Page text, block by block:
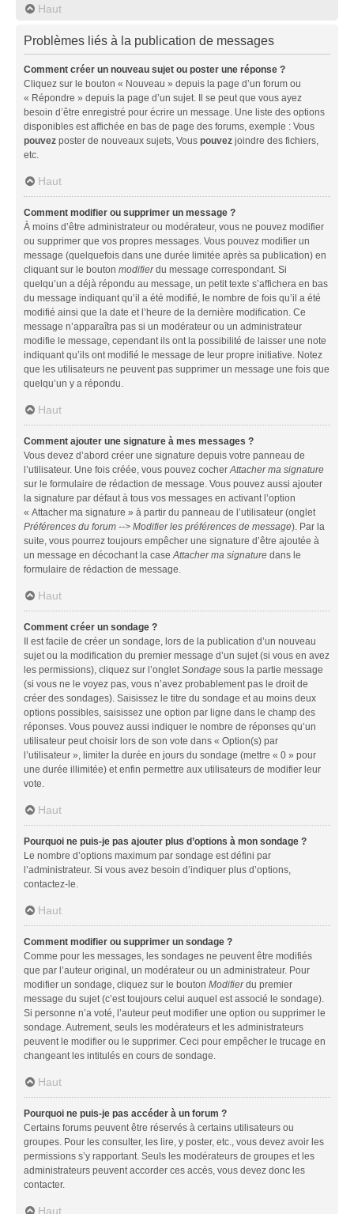
Haut
Problèmes liés à la publication de messages
Comment créer un nouveau sujet ou poster une réponse ?
Cliquez sur le bouton « Nouveau » depuis la page d’un forum ou
« Répondre » depuis la page d’un sujet. Il se peut que vous ayez
besoin d’être enregistré pour écrire un message. Une liste des options
disponibles est affichée en bas de page des forums, exemple : Vous
pouvez poster de nouveaux sujets, Vous pouvez joindre des fichiers,
etc.
Haut
Comment modifier ou supprimer un message ?
À moins d’être administrateur ou modérateur, vous ne pouvez modifier
ou supprimer que vos propres messages. Vous pouvez modifier un
message (quelquefois dans une durée limitée après sa publication) en
cliquant sur le bouton modifierdu message correspondant. Si
quelqu’un a déjà répondu au message, un petit texte s’affichera en bas
du message indiquant qu’il a été modifié, le nombre de fois qu’il a été
modifié ainsi que la date et l’heure de la dernière modification. Ce
message n’apparaîtra pas si un modérateur ou un administrateur
modifie le message, cependant ils ont la possibilité de laisser une note
indiquant qu’ils ont modifié le message de leur propre initiative. Notez
que les utilisateurs ne peuvent pas supprimer un message une fois que
quelqu’un y a répondu.
Haut
Comment ajouter une signature à mes messages ?
Vous devez d’abord créer une signature depuis votre panneau de
l’utilisateur. Une fois créée, vous pouvez cocherAttacher ma signature
sur le formulaire de rédaction de message. Vous pouvez aussi ajouter
la signature par défaut à tous vos messages en activant l’option
« Attacher ma signature » à partir du panneau de l’utilisateur (onglet
Préférences du forum --> Modifier les préférences de message). Par la
suite, vous pourrez toujours empêcher une signature d’être ajoutée à
un message en décochant la caseAttacher ma signature dans le
formulaire de rédaction de message.
Haut
Comment créer un sondage ?
Il est facile de créer un sondage, lors de la publication d’un nouveau
sujet ou la modification du premier message d’un sujet (si vous en avez
les permissions), cliquez sur l’ongletSondage sous la partie message
(si vous ne le voyez pas, vous n’avez probablement pas le droit de
créer des sondages). Saisissez le titre du sondage et au moins deux
options possibles, saisissez une option par ligne dans le champ des
réponses. Vous pouvez aussi indiquer le nombre de réponses qu’un
utilisateur peut choisir lors de son vote dans « Option(s) par
l’utilisateur », limiter la durée en jours du sondage (mettre « 0 » pour
une durée illimitée) et enfin permettre aux utilisateurs de modifier leur
vote.
Haut
Pourquoi ne puis-je pas ajouter plus d’options à mon sondage ?
Le nombre d’options maximum par sondage est défini par
l’administrateur. Si vous avez besoin d’indiquer plus d’options,
contactez-le.
Haut
Comment modifier ou supprimer un sondage ?
Comme pour les messages, les sondages ne peuvent être modifiés
que par l’auteur original, un modérateur ou un administrateur. Pour
modifier un sondage, cliquez sur le bouton Modifierdu premier
message du sujet (c’est toujours celui auquel est associé le sondage).
Si personne n’a voté, l’auteur peut modifier une option ou supprimer le
sondage. Autrement, seuls les modérateurs et les administrateurs
peuvent le modifier ou le supprimer. Ceci pour empêcher le trucage en
changeant les intitulés en cours de sondage.
Haut
Pourquoi ne puis-je pas accéder à un forum ?
Certains forums peuvent être réservés à certains utilisateurs ou
groupes. Pour les consulter, les lire, y poster, etc., vous devez avoir les
permissions s’y rapportant. Seuls les modérateurs de groupes et les
administrateurs peuvent accorder ces accès, vous devez donc les
contacter.
Haut